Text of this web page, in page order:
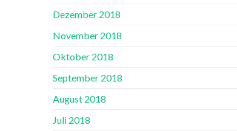
Dezember 2018
November 2018
Oktober 2018
September 2018
August 2018
Juli 2018